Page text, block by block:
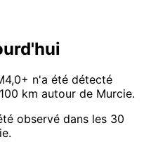
n'a été détecté
km autour de Murcie.
observé dans les 30